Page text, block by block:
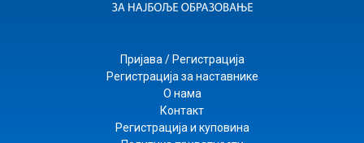
Пријава / Регистрација
Регистрација за наставнике
О нама
Контакт
Регистрација и куповина